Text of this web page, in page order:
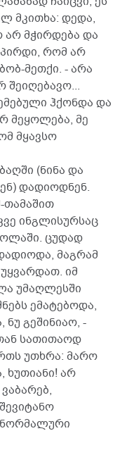
მკითხა: დედა,
არ მჭირდება და
რომ არ
მეთქი. - არა
შეიღებავო...
ჰქონდა და
მეყოლება, მე
მყავსო
(ნინა და
დადიოდნენ.
თამაშით
ინგლისურსაც
ცუდად
მაგრამ
იმ
უმაღლესში
ემატებოდა,
ნუ გეშინიაო, -
სათითაოდ
უთხრა: მარო
ხუთიანი! არ
ნორმალური